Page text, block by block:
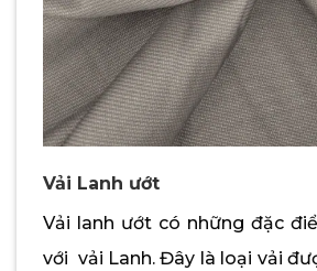
Vải Lanh ướt
Vải lanh ướt có những đặc
với vải Lanh. Đây là loại vải